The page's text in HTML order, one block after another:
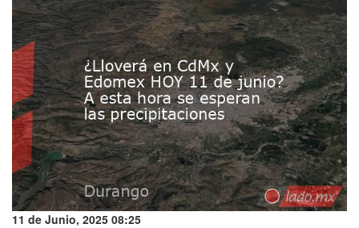
11 de Junio, 2025 08:25